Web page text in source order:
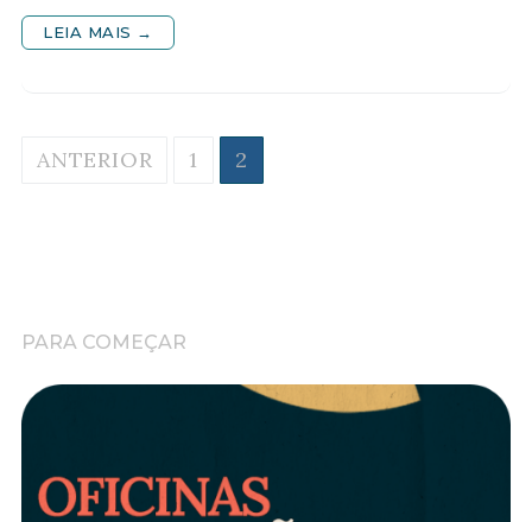
LEIA MAIS →
Paginação
ANTERIOR 1 2
PARA COMEÇAR